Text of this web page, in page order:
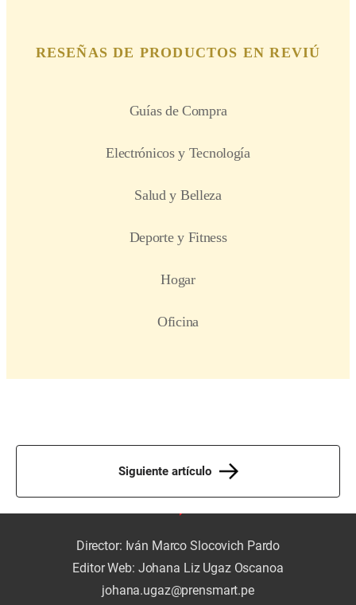
Siguiente artículo
Director: Iván Marco Slocovich Pardo
Editor Web: Johana Liz Ugaz Oscanoa
johana.ugaz@prensmart.pe